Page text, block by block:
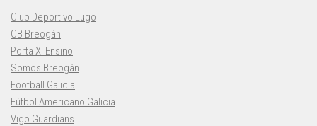
Club Deportivo Lugo
CB Breogán
Porta XI Ensino
Somos Breogán
Football Galicia
Fútbol Americano Galicia
Vigo Guardians